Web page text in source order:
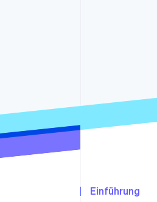
Einführung